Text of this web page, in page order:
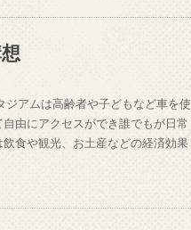
ジアムは高齢者や子どもなど車を使
由にアクセスができ誰でもが日常
食や観光、お土産などの経済効果